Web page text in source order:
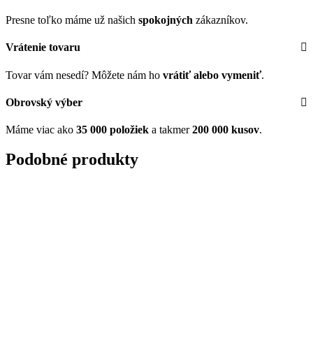
Presne toľko máme už našich spokojných zákazníkov.
Vrátenie tovaru
Tovar vám nesedí? Môžete nám ho vrátiť alebo vymeniť.
Obrovský výber
Máme viac ako 35 000 položiek a takmer200 000 kusov.
Podobné produkty